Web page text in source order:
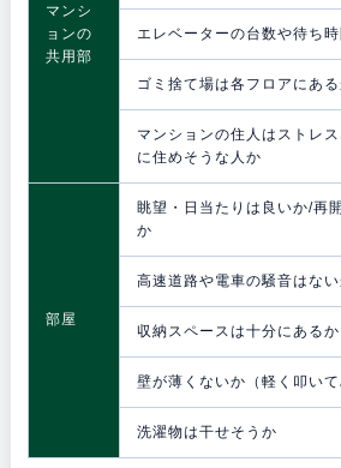
マンシ
ョンの
共用部
エレベーターの台数や待ち時
ゴミ捨て場は各フロアにあ
マンションの住人はストレ
に住めそうな人か
部屋
眺望・日当たりは良いか/再
か
高速道路や電車の騒音はな
収納スペースは十分にあるか
壁が薄くないか（軽く叩いて
洗濯物は干せそうか